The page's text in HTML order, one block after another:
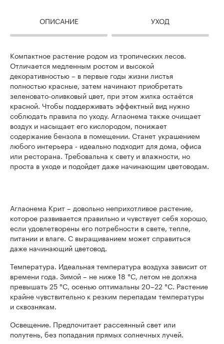
ОПИСАНИЕ УХОД
Компактное растение родом из тропических лесов.
Отличается медленным ростом и высокой
декоративностью – в первые годы жизни листья
полностью красные, затем начинают приобретать
зеленовато-оливковый цвет, при этом жилка остаётся
красной. Чтобы поддерживать эффектный вид нужно
соблюдать правила по уходу. Аглаонема также очищает
воздух и насыщает его кислородом, понижает
содержание бензола в помещении. Станет украшением
любого интерьера - идеально подходит для дома, офиса
или ресторана. Требовальна к свету и влажности, но
проста в уходе и подойдет даже начинающим цветоводам.
Аглаонема Крит – довольно неприхотливое растение,
которое развивается правильно и чувствует себя хорошо,
если удовлетворены его потребности в свете, тепле,
питании и влаге. С выращиванием может справиться
даже начинающий цветовод.
Температура. Идеальная температура воздуха зависит от
времени года. Зимой – не ниже 18 °C, летом не должна
превышать 25 °C, осенью оптимальны 20–22 °C. Растение
крайне чувствительно к резким перепадам температуры
и сквознякам.
Освещение. Предпочитает рассеянный свет или
полутень, без попадания прямых солнечных лучей.